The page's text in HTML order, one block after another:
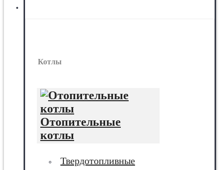
Котлы
Отопительные
котлы
Твердотопливные